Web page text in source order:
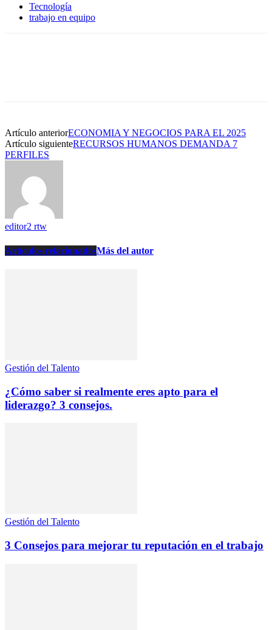
Tecnología
trabajo en equipo
Artículo anteriorECONOMIA Y NEGOCIOS PARA EL 2025
Artículo siguienteRECURSOS HUMANOS DEMANDA 7
PERFILES
editor2 rtw
Artículos relacionadosMás del autor
Gestión del Talento
¿Cómo saber si realmente eres apto para el
liderazgo? 3 consejos.
Gestión del Talento
3 Consejos para mejorar tu reputación en el trabajo